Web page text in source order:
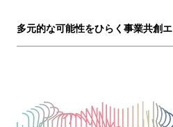
多元的な可能性をひらく事業共創